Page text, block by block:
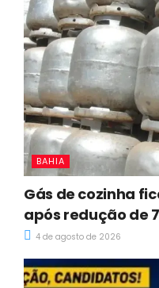
BAHIA
Gás de cozinha
após redução de
4 de agosto de 2026